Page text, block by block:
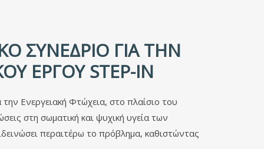
ΣΥΝΈΔΡΙΟ ΓΙΑ ΤΗΝ
ΈΡΓΟΥ STEP-IN
Ενεργειακή Φτώχεια, στο πλαίσιο του
στη σωματική και ψυχική υγεία των
περαιτέρω το πρόβλημα, καθιστώντας